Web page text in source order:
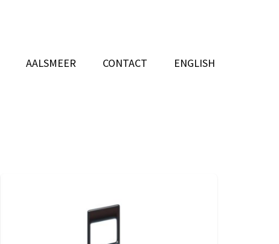
AALSMEER CONTACT ENGLISH